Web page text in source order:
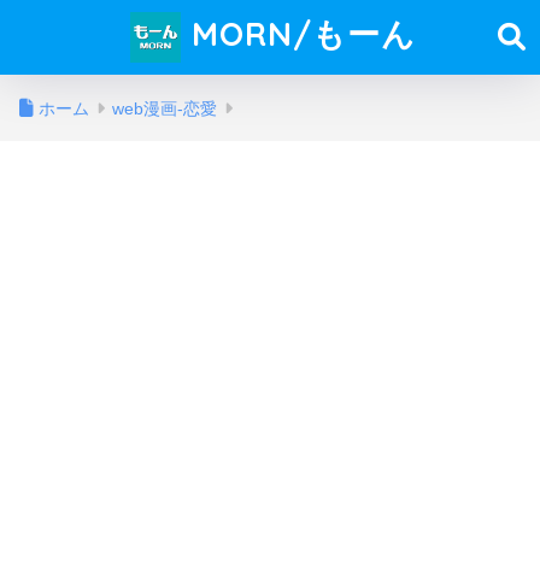
MORN/もーん
ホーム web漫画-恋愛